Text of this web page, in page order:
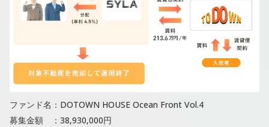
ファンド名：DOTOWN HOUSE Ocean Front Vol.4
募集金額 ：38,930,000円